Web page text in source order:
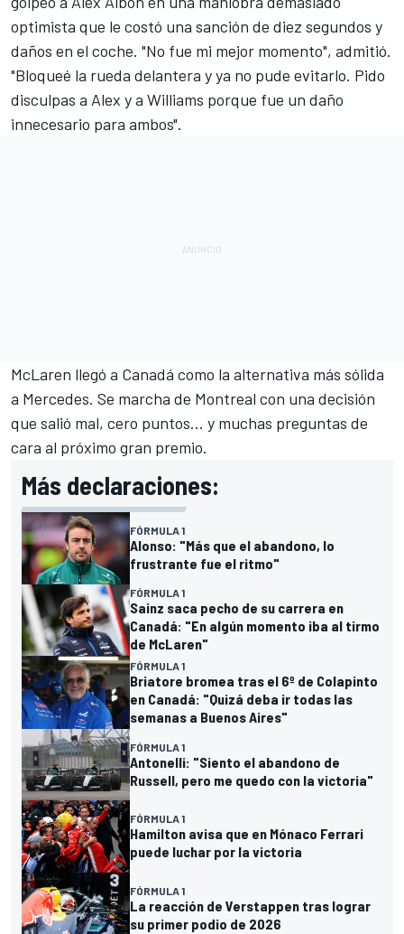
optimista que le costó una sanción de diez segundos y
daños en el coche. "No fue mi mejor momento", admitió.
"Bloqueé la rueda delantera y ya no pude evitarlo. Pido
disculpas a Alex y a Williams porque fue un daño
innecesario para ambos".
McLaren llegó a Canadá como la alternativa más sólida
a Mercedes. Se marcha de Montreal con una decisión
que salió mal, cero puntos… y muchas preguntas de
cara al próximo gran premio.
Más declaraciones:
FÓRMULA 1
Alonso: "Más que el abandono, lo
frustrante fue el ritmo"
FÓRMULA 1
Sainz saca pecho de su carrera en
Canadá: "En algún momento iba al tirmo
de McLaren"
FÓRMULA 1
Briatore bromea tras el 6º de Colapinto
en Canadá: "Quizá deba ir todas las
semanas a Buenos Aires"
FÓRMULA 1
Antonelli: "Siento el abandono de
Russell, pero me quedo con la victoria"
FÓRMULA 1
Hamilton avisa que en Mónaco Ferrari
puede luchar por la victoria
FÓRMULA 1
La reacción de Verstappen tras lograr
su primer podio de 2026